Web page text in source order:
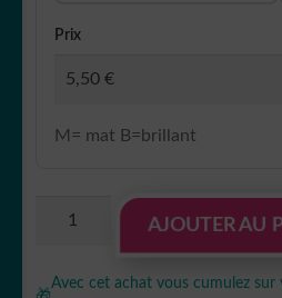
Prix
M= mat B=brillant
autocollant
AJOUTER AU
Avec cet achat vous cumulez sur